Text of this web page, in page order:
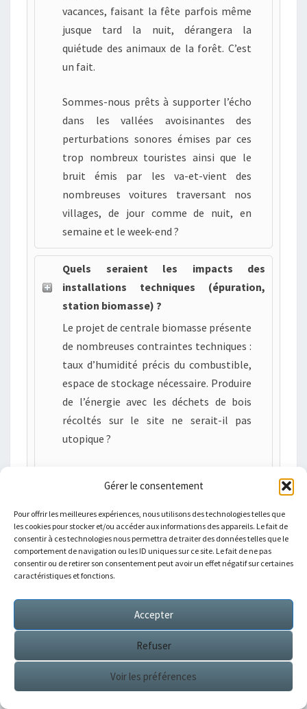
Gérer le consentement
Pour offrir les meilleures expériences, nous utilisons des technologies telles que
les cookies pour stocker et/ou accéder aux informations des appareils. Le fait de
consentir à ces technologies nous permettra de traiter des données telles que le
comportement de navigation ou les ID uniques sur ce site. Le fait de ne pas
consentir ou de retirer son consentement peut avoir un effet négatif sur certaines
caractéristiques et fonctions.
Accepter
Refuser
Voir les préférences
vacances, faisant la fête parfois même
jusque tard la nuit, dérangera la
quiétude des animaux de la forêt. C’est
un fait.
Sommes-nous prêts à supporter l’écho
dans les vallées avoisinantes des
perturbations sonores émises par ces
trop nombreux touristes ainsi que le
bruit émis par les va-et-vient des
nombreuses voitures traversant nos
villages, de jour comme de nuit, en
semaine et le week-end ?
Quels seraient les impacts des
installations techniques (épuration,
station biomasse) ?
Le projet de centrale biomasse présente
de nombreuses contraintes techniques :
taux d’humidité précis du combustible,
espace de stockage nécessaire. Produire
de l’énergie avec les déchets de bois
récoltés sur le site ne serait-il pas
utopique ?
termes d’émission de CO2 mais peut-
être moins en termes de rejets de
particules fines et de métaux lourds !
Une étude d’incidence sur ces rejets de
combustion, et sur les éventuels
problèmes de santé qu’ils pourraient
causer est-elle prévue ? Et ce, malgré